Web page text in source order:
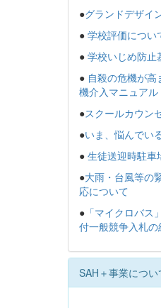
●グランドデザイ
● 学校評価につい
● 学校いじめ防止
● 自殺の危機が
機介入マニュアル
●スクールカウン
●いま、悩んでい
● 生徒送迎時駐車
●大雨・台風等の
応について
●「マイクロバス
付一般競争入札
SAH＋事業につい